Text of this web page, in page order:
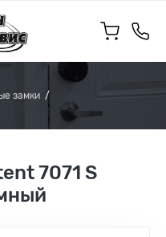
замки
7071 S